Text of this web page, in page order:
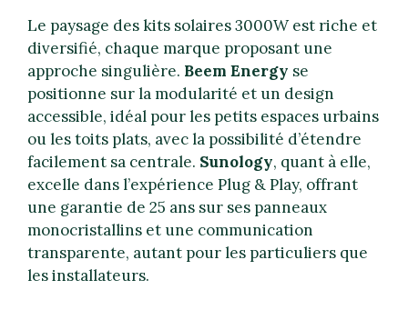
Le paysage des kits solaires 3000W est riche et
diversifié, chaque marque proposant une
approche singulière. Beem Energy se
positionne sur la modularité et un design
accessible, idéal pour les petits espaces urbains
ou les toits plats, avec la possibilité d’étendre
facilement sa centrale. Sunology, quant à elle,
excelle dans l’expérience Plug & Play, offrant
une garantie de 25 ans sur ses panneaux
monocristallins et une communication
transparente, autant pour les particuliers que
les installateurs.